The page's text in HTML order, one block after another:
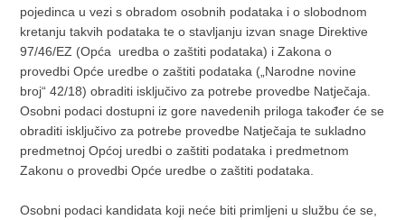
pojedinca u vezi s obradom osobnih podataka i o slobodnom
kretanju takvih podataka te o stavljanju izvan snage Direktive
97/46/EZ (Opća uredba o zaštiti podataka) i Zakona o
provedbi Opće uredbe o zaštiti podataka („Narodne novine
broj“ 42/18) obraditi isključivo za potrebe provedbe Natječaja.
Osobni podaci dostupni iz gore navedenih priloga također će se
obraditi isključivo za potrebe provedbe Natječaja te sukladno
predmetnoj Općoj uredbi o zaštiti podataka i predmetnom
Zakonu o provedbi Opće uredbe o zaštiti podataka.
Osobni podaci kandidata koji neće biti primljeni u službu će se,